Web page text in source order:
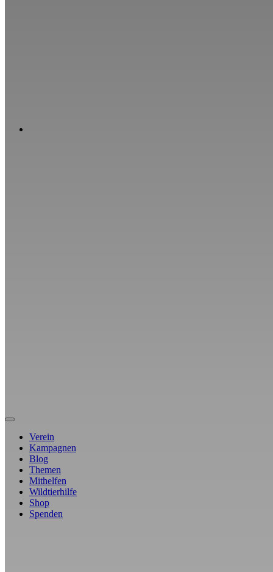
Verein
Kampagnen
Blog
Themen
Mithelfen
Wildtierhilfe
Shop
Spenden